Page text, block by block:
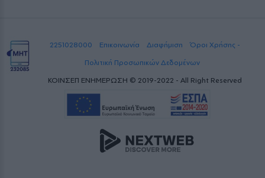
2251028000 Επικοινωνία Διαφήμιση
Όροι Χρήσης -
Πολιτική Προσωπικών Δεδομένων
ΚΟΙΝΣΕΠ ΕΝΗΜΕΡΩΣΗ © 2019-2022 - All Right Reserved